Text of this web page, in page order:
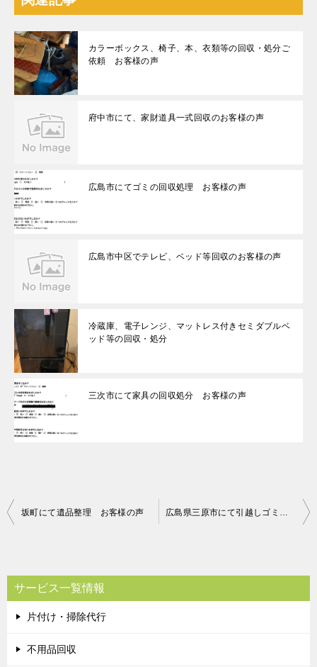
カラーボックス、椅子、本、衣類等の回収・処分ご
依頼 お客様の声
府中市にて、家財道具一式回収のお客様の声
広島市にてゴミの回収処理 お客様の声
広島市中区でテレビ、ベッド等回収のお客様の声
冷蔵庫、電子レンジ、マットレス付きセミダブルベ
ッド等の回収・処分
三次市にて家具の回収処分 お客様の声
投
ビ
ゲ
ー
シ
坂町にて遺品整理 お客様の声
サービス一覧情報
片付け・掃除代行
不用品回収